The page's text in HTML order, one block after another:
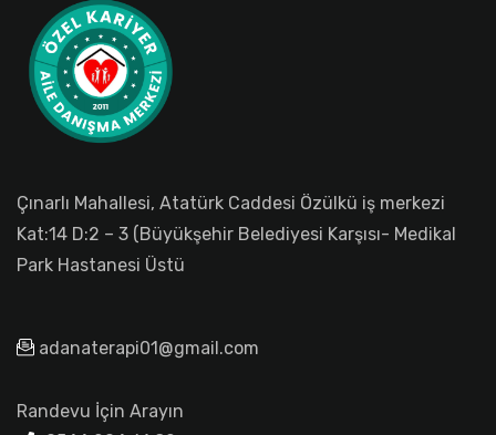
Çınarlı Mahallesi, Atatürk Caddesi Özülkü iş merkezi
Kat:14 D:2 – 3 (Büyükşehir Belediyesi Karşısı- Medikal
Park Hastanesi Üstü
adanaterapi01@gmail.com
Randevu İçin Arayın